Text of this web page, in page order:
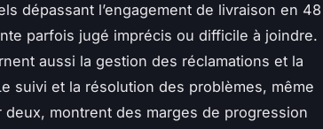
dépassant l’engagement de livraison en 48
parfois jugé imprécis ou difficile à joindre.
aussi la gestion des réclamations et la
suivi et la résolution des problèmes, même
deux, montrent des marges de progression